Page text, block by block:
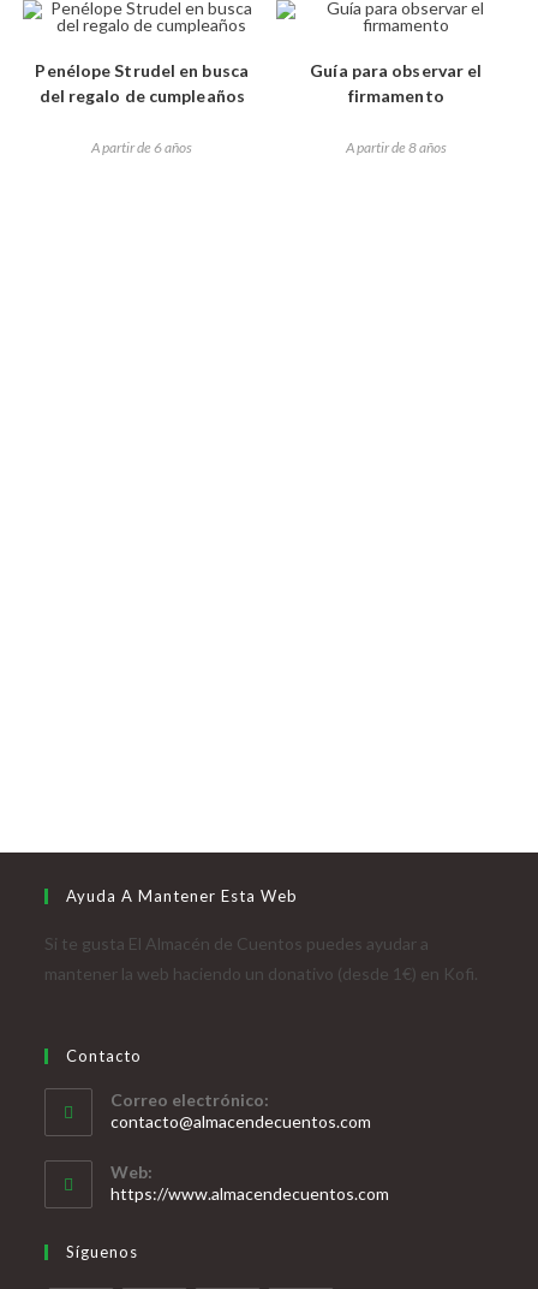
Penélope Strudel en busca
del regalo de cumpleaños
A partir de 6 años
Guía para observar el
firmamento
A partir de 8 años
Ayuda A Mantener Esta Web
Si te gusta El Almacén de Cuentos puedes ayudar a
mantener la web haciendo un donativo (desde 1€) en Kofi.
Contacto
Correo electrónico:
contacto@almacendecuentos.com
Web:
https://www.almacendecuentos.com
Síguenos